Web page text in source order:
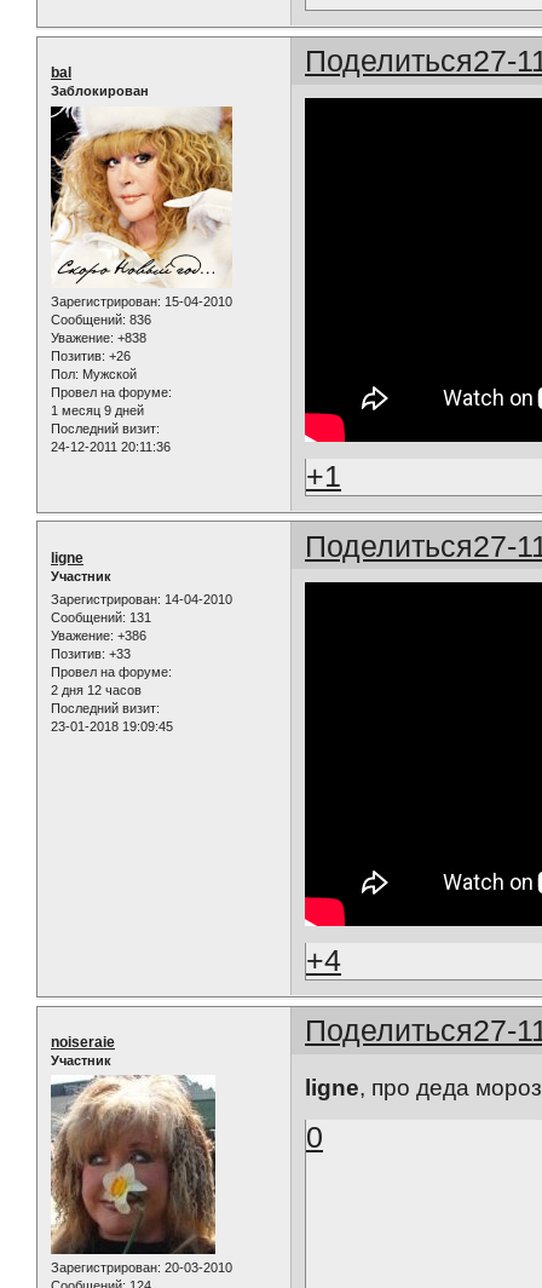
Поделиться27-
bal
Заблокирован
Зарегистрирован: 15-04-2010
Сообщений: 836
Уважение: +838
Позитив: +26
Пол: Мужской
Провел на форуме:
1 месяц 9 дней
Последний визит:
24-12-2011 20:11:36
+1
Поделиться27-
ligne
Участник
Зарегистрирован: 14-04-2010
Сообщений: 131
Уважение: +386
Позитив: +33
Провел на форуме:
2 дня 12 часов
Последний визит:
23-01-2018 19:09:45
+4
Поделиться27-
noiseraie
Участник
Зарегистрирован: 20-03-2010
ligne, про деда
0